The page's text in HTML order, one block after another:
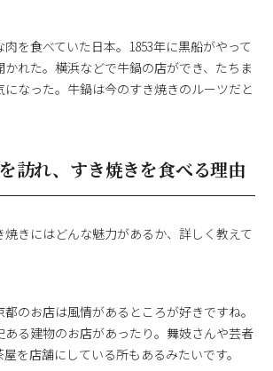
を食べていた日本。1853年に黒船がやって
かれた。横浜などで牛鍋の店ができ、たちま
なった。牛鍋は今のすき焼きのルーツだと
訪れ、すき焼きを食べる理由
きにはどんな魅力があるか、詳しく教えて
のお店は風情があるところが好きですね。
ある建物のお店があったり。舞妓さんや芸者
を店舗にしている所もあるみたいです。